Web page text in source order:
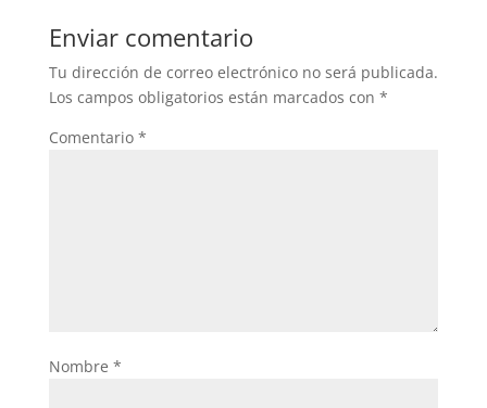
b
o
o
k
A
p
p
Enviar comentario
Tu dirección de correo electrónico no será publicada.
Los campos obligatorios están marcados con *
Comentario *
Nombre *